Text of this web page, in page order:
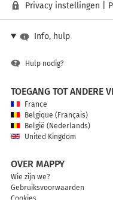
Privacy instellingen
Info, hulp
Hulp nodig?
TOEGANG TOT ANDERE
France
Belgique (Français)
België (Nederlands)
United Kingdom
OVER MAPPY
Wie zijn we?
Gebruiksvoorwaarden
Cookies